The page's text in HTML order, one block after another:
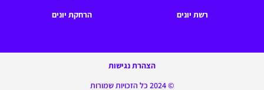
רשת יונים
הרחקת יונים
הצהרת נגישות
© 2024 כל הזכויות שמורות